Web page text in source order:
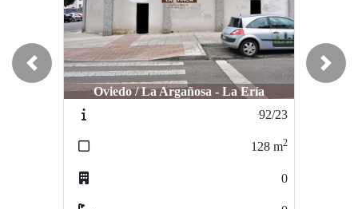
Oviedo / La Argañosa - La EríaOviedo / Centro
105/24
130
Previous Next